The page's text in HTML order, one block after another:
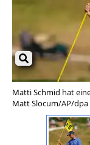
Matti Schmid hat
Matt Slocum/AP/dpa